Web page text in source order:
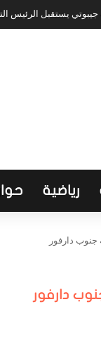
يستقبل الرئيس
رياضية
دارفور
دارفور